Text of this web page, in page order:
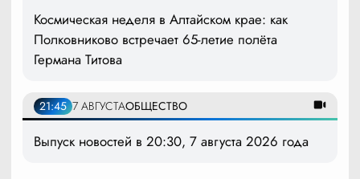
Космическая неделя в Алтайском крае: как
Полковниково встречает 65-летие полёта
Германа Титова
21:45 7 АВГУСТАОБЩЕСТВО
Выпуск новостей в 20:30, 7 августа 2026 года